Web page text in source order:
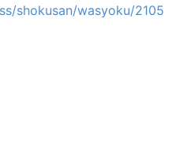
shokusan/wasyoku/2105